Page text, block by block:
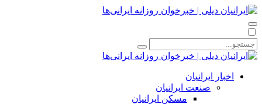
اخبار ایرانیان
صنعت ایرانیان
مسکن ایرانیان